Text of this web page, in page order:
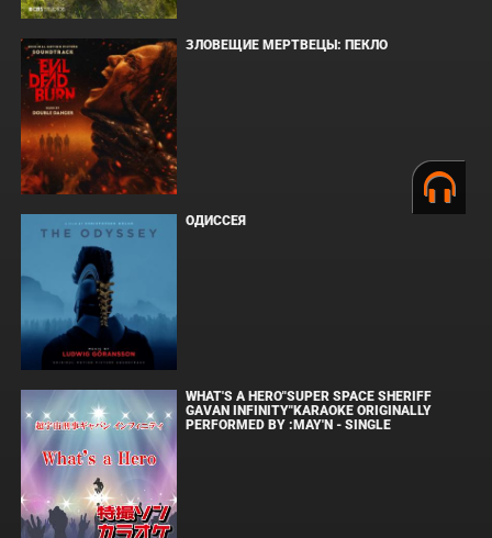
ЗЛОВЕЩИЕ МЕРТВЕЦЫ: ПЕКЛО
ОДИССЕЯ
WHAT'S A HERO"SUPER SPACE SHERIFF
GAVAN INFINITY"KARAOKE ORIGINALLY
PERFORMED BY :MAY'N - SINGLE